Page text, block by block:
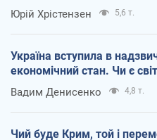
Юрій Хрістензен 5,6 т.
Україна вступила в
економічний стан. Чи є
Вадим Денисенко 4,8 т.
Чий буде Крим, той і